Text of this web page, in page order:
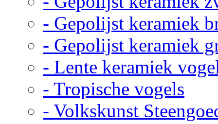
- Gepolijst keramiek
- Gepolijst keramiek
- Lente keramiek
- Tropische vogels
- Volkskunst